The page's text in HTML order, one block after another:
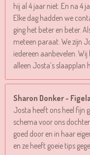
hij al 4 jaar niet. En na 4
Elke dag hadden we
ging het beter en beter.
meteen paraat. We zijn
iedereen aanbevelen.
alleen Josta’s slaapplan
Sharon Donker -
Josta heeft ons heel fijn
schema voor ons
goed door en in haar
en ze heeft goeie tips